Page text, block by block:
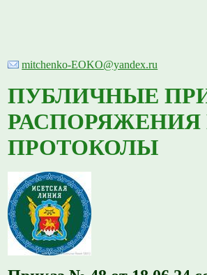
mitchenko-EOKO@yandex.ru
ПУБЛИЧНЫЕ
РАСПОРЯЖЕНИЯ
ПРОТОКОЛЫ